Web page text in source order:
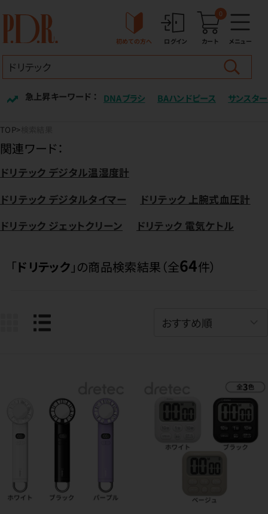
初めての方へ ログイン カート
0
メニュー
急上昇キーワード ： DNAブラシ BAハンドピース サンスター
TOP
関連ワード：
ドリテック デジタル温湿度計
ドリテック デジタルタイマー
ドリテック 上腕式血圧計
ドリテック ジェットクリーン
ドリテック 電気ケトル
「ドリテック 」の商品検索結果（全64件）